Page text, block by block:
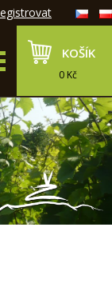
KOŠÍK
0 Kč